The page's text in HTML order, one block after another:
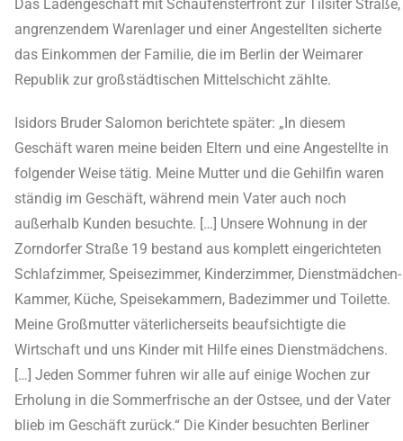
Das Ladengeschäft mit Schaufensterfront zur Tilsiter Straße,
angrenzendem Warenlager und einer Angestellten sicherte
das Einkommen der Familie, die im Berlin der Weimarer
Republik zur großstädtischen Mittelschicht zählte.
Isidors Bruder Salomon berichtete später: „In diesem
Geschäft waren meine beiden Eltern und eine Angestellte in
folgender Weise tätig. Meine Mutter und die Gehilfin waren
ständig im Geschäft, während mein Vater auch noch
außerhalb Kunden besuchte. […] Unsere Wohnung in der
Zorndorfer Straße 19 bestand aus komplett eingerichteten
Schlafzimmer, Speisezimmer, Kinderzimmer, Dienstmädchen-
Kammer, Küche, Speisekammern, Badezimmer und Toilette.
Meine Großmutter väterlicherseits beaufsichtigte die
Wirtschaft und uns Kinder mit Hilfe eines Dienstmädchens.
[…] Jeden Sommer fuhren wir alle auf einige Wochen zur
Erholung in die Sommerfrische an der Ostsee, und der Vater
blieb im Geschäft zurück.“ Die Kinder besuchten Berliner